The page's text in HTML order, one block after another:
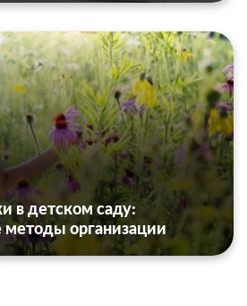
в детском саду:
организации